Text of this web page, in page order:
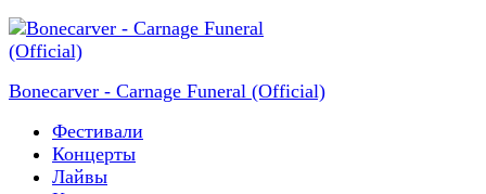
Bonecarver - Carnage Funeral (Official)
Фестивали
Концерты
Лайвы